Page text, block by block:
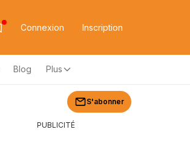
Connexion Inscription
Blog Plus
S'abonner
PUBLICITÉ